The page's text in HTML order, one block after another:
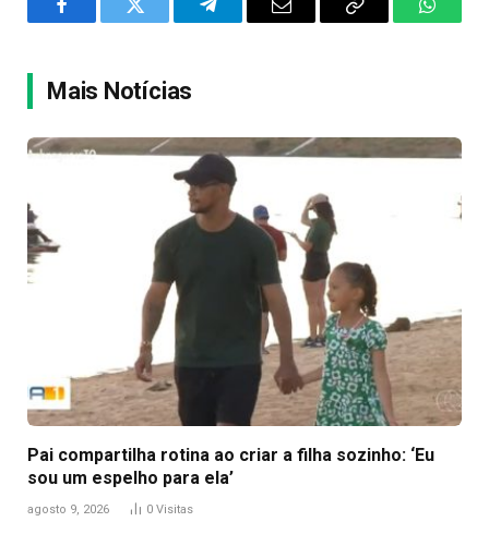
FacebookTwitter TelegramEmail
Copy
Mais Notícias
Pai compartilha rotina ao criar a filha sozinho: ‘Eu
sou um espelho para ela’
agosto 9, 2026 0 Visitas